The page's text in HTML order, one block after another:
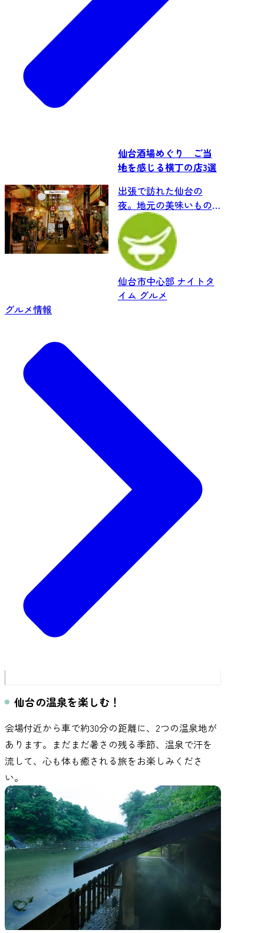
仙台酒場めぐり ご当
地を感じる横丁の店3選
出張で訪れた仙台の
夜。地元の美味いもの
をリーズナブルに堪能
したいなら、ふらりと
入れて一見さんも...
仙台市中心部 ナイトタ
イム グルメ
グルメ情報
仙台の温泉を楽しむ！
会場付近から車で約30分の距離に、2つの温泉地が
あります。まだまだ暑さの残る季節、温泉で汗を
流して、心も体も癒される旅をお楽しみくださ
い。